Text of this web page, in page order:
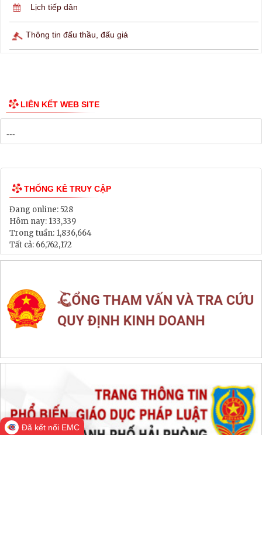
Lịch tiếp dân
Thông tin đấu thầu, đấu giá
LIÊN KẾT WEB SITE
THỐNG KÊ TRUY CẬP
Đang online:528
Hôm nay: 133,339
Trong tuần: 1,836,664
Tất cả: 66,762,172
Đã kết nối EMC